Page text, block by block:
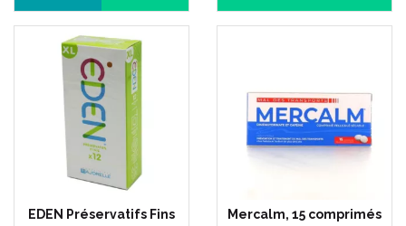
EDEN Préservatifs Fins
Mercalm, 15 comprimés